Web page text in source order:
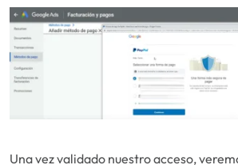
Una vez validado nuestro acceso,